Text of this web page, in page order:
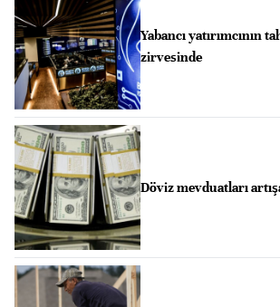
Yabancı yatırımcının
zirvesinde
Döviz mevduatları